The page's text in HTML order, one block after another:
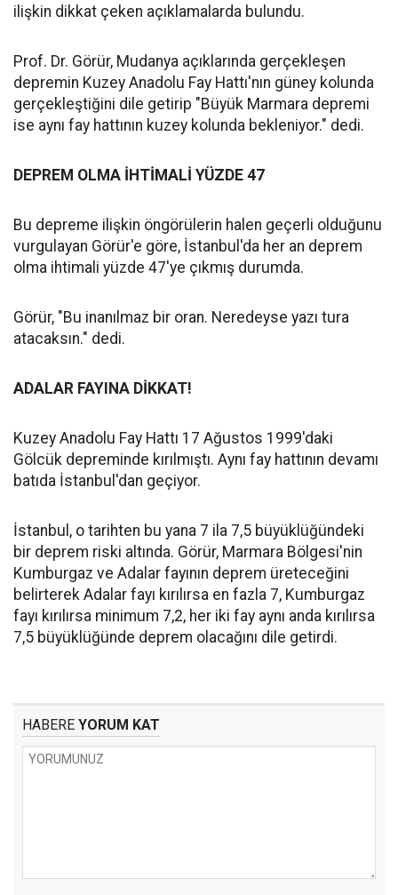
ilişkin dikkat çeken açıklamalarda bulundu.
Prof. Dr. Görür, Mudanya açıklarında gerçekleşen
depremin Kuzey Anadolu Fay Hattı'nın güney kolunda
gerçekleştiğini dile getirip "Büyük Marmara depremi
ise aynı fay hattının kuzey kolunda bekleniyor." dedi.
DEPREM OLMA İHTİMALİ YÜZDE 47
Bu depreme ilişkin öngörülerin halen geçerli olduğunu
vurgulayan Görür'e göre, İstanbul'da her an deprem
olma ihtimali yüzde 47'ye çıkmış durumda.
Görür, "Bu inanılmaz bir oran. Neredeyse yazı tura
atacaksın." dedi.
ADALAR FAYINA DİKKAT!
Kuzey Anadolu Fay Hattı 17 Ağustos 1999'daki
Gölcük depreminde kırılmıştı. Aynı fay hattının devamı
batıda İstanbul'dan geçiyor.
İstanbul, o tarihten bu yana 7 ila 7,5 büyüklüğündeki
bir deprem riski altında. Görür, Marmara Bölgesi'nin
Kumburgaz ve Adalar fayının deprem üreteceğini
belirterek Adalar fayı kırılırsa en fazla 7, Kumburgaz
fayı kırılırsa minimum 7,2, her iki fay aynı anda kırılırsa
7,5 büyüklüğünde deprem olacağını dile getirdi.
HABERE YORUM KAT